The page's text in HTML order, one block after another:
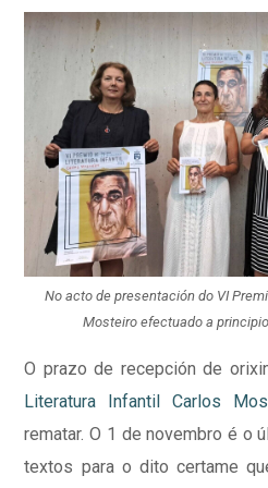
No acto de presentación do VI
Mosteiro efectuado a
O prazo de recepción de
Literatura Infantil Carlos
rematar. O 1 de novembro é o
textos para o dito certame